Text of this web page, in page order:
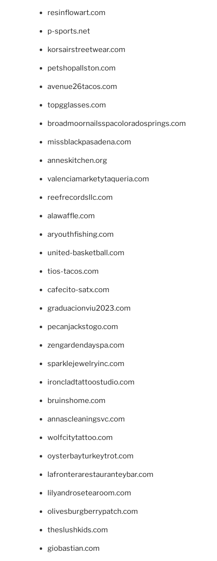
resinflowart.com
p-sports.net
korsairstreetwear.com
petshopallston.com
avenue26tacos.com
topgglasses.com
broadmoornailsspacoloradosprings.com
missblackpasadena.com
anneskitchen.org
valenciamarketytaqueria.com
reefrecordsllc.com
alawaffle.com
aryouthfishing.com
united-basketball.com
tios-tacos.com
cafecito-satx.com
graduacionviu2023.com
pecanjackstogo.com
zengardendayspa.com
sparklejewelryinc.com
ironcladtattoostudio.com
bruinshome.com
annascleaningsvc.com
wolfcitytattoo.com
oysterbayturkeytrot.com
lafronterarestauranteybar.com
lilyandrosetearoom.com
olivesburgberrypatch.com
theslushkids.com
giobastian.com